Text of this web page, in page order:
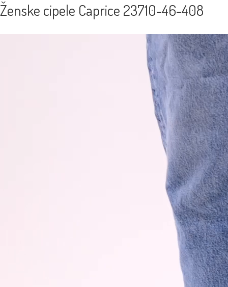
Ženske cipele Caprice 23710-46-408